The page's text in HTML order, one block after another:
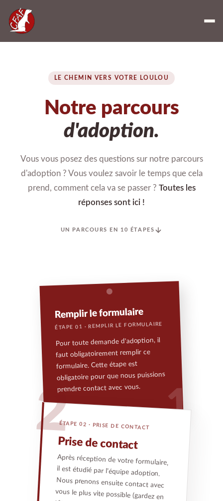
LE CHEMIN VERS VOTRE LOULOU
Notre parcours
d'adoption.
Vous vous posez des questions sur notre parcours
d'adoption ? Vous voulez savoir le temps que cela
prend, comment cela va se passer ? Toutes les
réponses sont ici !
UN PARCOURS EN 10 ÉTAPES
1
Remplir le formulaire
ÉTAPE 01 · REMPLIR LE FORMULAIRE
Pour toute demande d'adoption, il
faut obligatoirement remplir ce
formulaire. Cette étape est
obligatoire pour que nous puissions
prendre contact avec vous.
2ÉTAPE 02 · PRISE DE CONTACT
Prise de contact
Après réception de votre formulaire,
il est étudié par l'équipe adoption.
Nous prenons ensuite contact avec
vous le plus vite possible (gardez en
tête que notre équipe est bénévole),
d'abord par SMS, puis vous êtes
invité à joindre un groupe soit
WhatsApp soit Messenger dans
lequel vous rencontrez l'équipe